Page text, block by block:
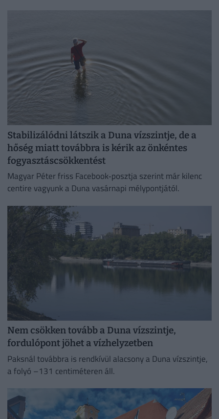
Stabilizálódni látszik a Duna vízszintje, de a
hőség miatt továbbra is kérik az önkéntes
fogyasztáscsökkentést
Magyar Péter friss Facebook‑posztja szerint már kilenc
centire vagyunk a Duna vasárnapi mélypontjától.
Nem csökken tovább a Duna vízszintje,
fordulópont jöhet a vízhelyzetben
Paksnál továbbra is rendkívül alacsony a Duna vízszintje,
a folyó –131 centiméteren áll.